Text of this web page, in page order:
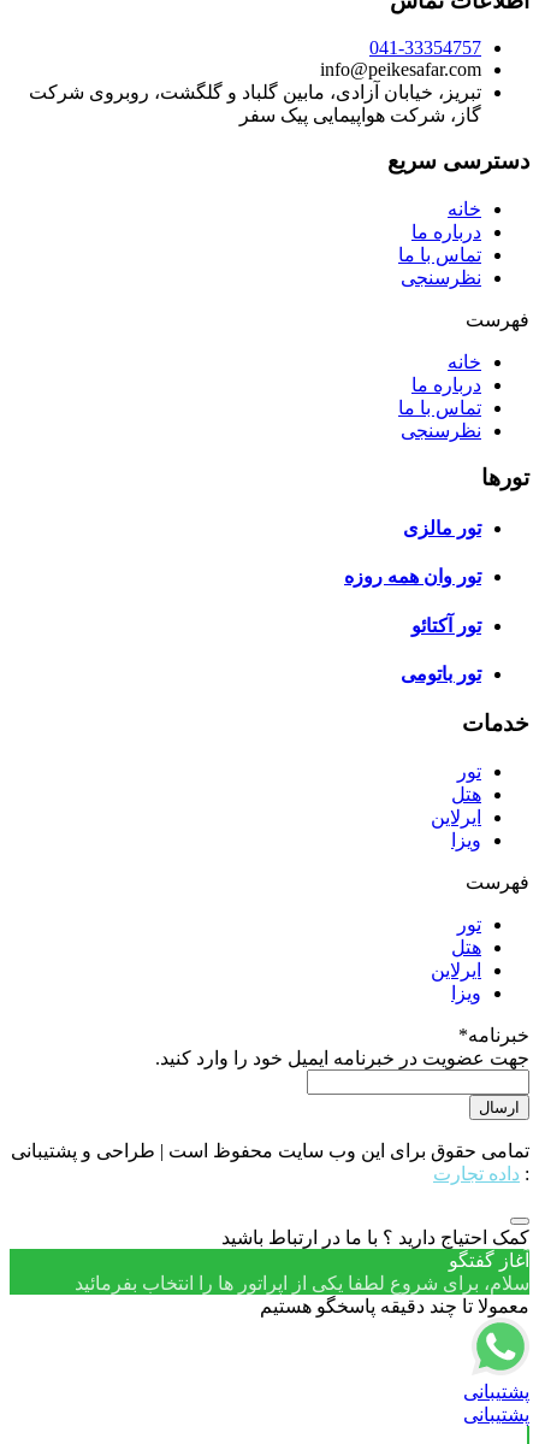
041-33354757
info@peikesafar.com
تبریز، خیابان آزادی، مابین گلباد و گلگشت، روبروی شرکت
گاز، شرکت هواپیمایی پیک سفر
دسترسی سریع
خانه
درباره ما
تماس با ما
نظرسنجی
فهرست
خانه
درباره ما
تماس با ما
نظرسنجی
تورها
تور مالزی
تور وان همه روزه
تور آکتائو
تور باتومی
خدمات
تور
هتل
ایرلاین
ویزا
فهرست
تور
هتل
ایرلاین
ویزا
خبرنامه*
جهت عضویت در خبرنامه ایمیل خود را وارد کنید.
تمامی حقوق برای این وب سایت محفوظ است | طراحی و پشتیبانی
: داده تجارت
کمک احتیاج دارید ؟ با ما در ارتباط باشید
آغاز گفتگو
سلام، برای شروع لطفا یکی از اپراتور ها را انتخاب بفرمائید
معمولا تا چند دقیقه پاسخگو هستیم
پشتیبانی
پشتیبانی